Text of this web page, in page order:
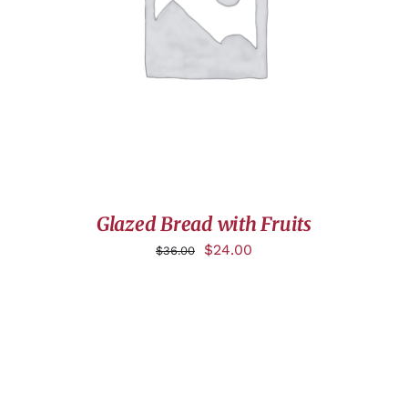
AJOUTER AU PANIER
Glazed Bread with Fruits
$36.00 $24.00